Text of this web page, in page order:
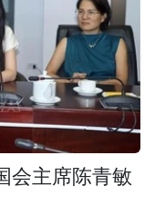
会主席陈青敏